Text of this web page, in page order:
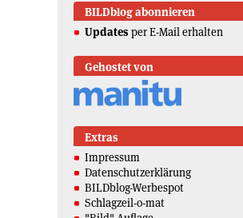
BILDblog abonnieren
Updates per E-Mail erhalten
Gehostet von
Extras
Impressum
Datenschutzerklärung
BILDblog-Werbespot
Schlagzeil-o-mat